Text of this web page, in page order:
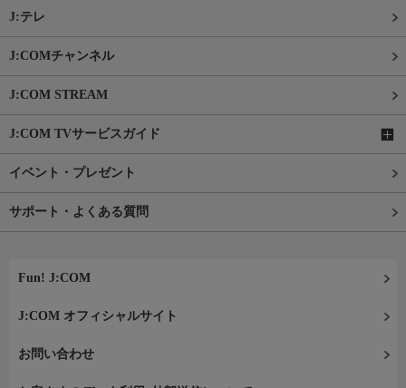
J:テレ
J:COMチャンネル
J:COM STREAM
J:COM TVサービスガイド
イベント・プレゼント
サポート・よくある質問
Fun! J:COM
J:COM オフィシャルサイト
お問い合わせ